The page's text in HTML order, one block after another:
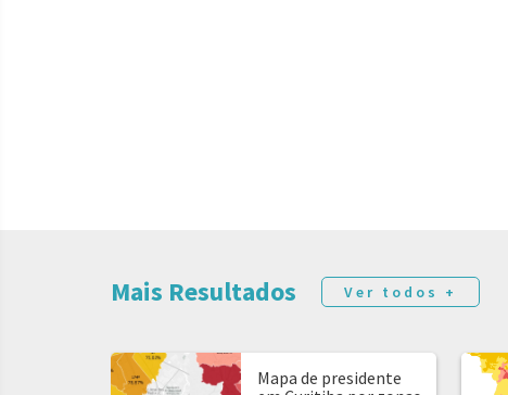
Mais Resultados Ver todos +
Mapa de presidente